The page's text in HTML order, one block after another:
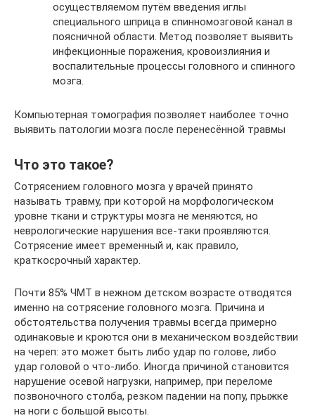
осуществляемом путём введения иглы
специального шприца в спинномозговой канал в
поясничной области. Метод позволяет выявить
инфекционные поражения, кровоизлияния и
воспалительные процессы головного и спинного
мозга.
Компьютерная томография позволяет наиболее точно
выявить патологии мозга после перенесённой травмы
Что это такое?
Сотрясением головного мозга у врачей принято
называть травму, при которой на морфологическом
уровне ткани и структуры мозга не меняются, но
неврологические нарушения все-таки проявляются.
Сотрясение имеет временный и, как правило,
краткосрочный характер.
Почти 85% ЧМТ в нежном детском возрасте отводятся
именно на сотрясение головного мозга. Причина и
обстоятельства получения травмы всегда примерно
одинаковые и кроются они в механическом воздействии
на череп: это может быть либо удар по голове, либо
удар головой о что-либо. Иногда причиной становится
нарушение осевой нагрузки, например, при переломе
позвоночного столба, резком падении на попу, прыжке
на ноги с большой высоты.